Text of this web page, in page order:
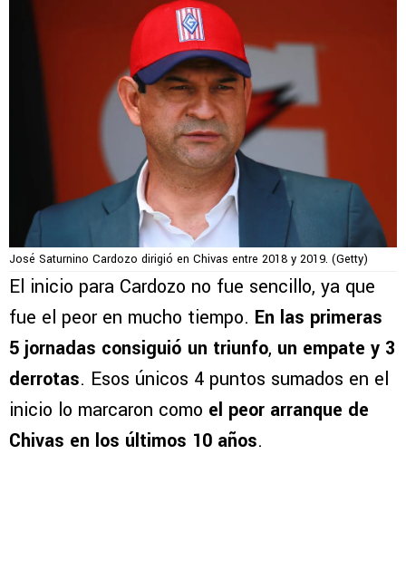
José Saturnino Cardozo dirigió en Chivas entre 2018 y 2019. (Getty)
El inicio para Cardozo no fue sencillo, ya que
fue el peor en mucho tiempo. En las primeras
5 jornadas consiguió un triunfo, un empate y 3
derrotas. Esos únicos 4 puntos sumados en el
inicio lo marcaron como el peor arranque de
Chivas en los últimos 10 años.